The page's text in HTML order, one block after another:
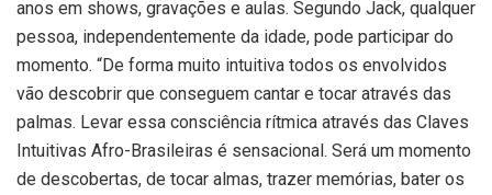
anos em shows, gravações e aulas. Segundo Jack, qualquer
pessoa, independentemente da idade, pode participar do
momento. “De forma muito intuitiva todos os envolvidos
vão descobrir que conseguem cantar e tocar através das
palmas. Levar essa consciência rítmica através das Claves
Intuitivas Afro-Brasileiras é sensacional. Será um momento
de descobertas, de tocar almas, trazer memórias, bater os